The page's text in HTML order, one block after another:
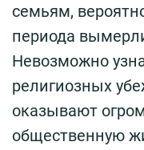
семьям,
периода
Невозможно
религиозных
оказывают
общественную